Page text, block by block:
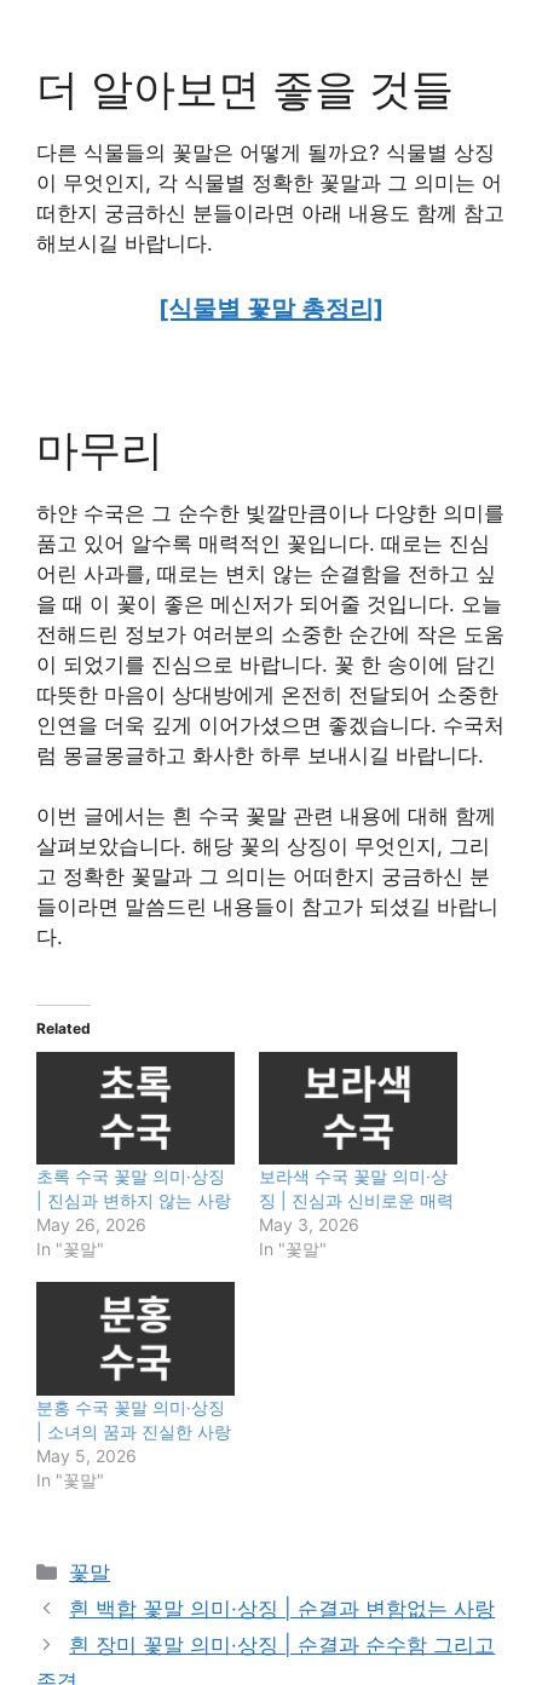
더 알아보면 좋을 것들
다른 식물들의 꽃말은 어떻게 될까요? 식물별 상징
이 무엇인지, 각 식물별 정확한 꽃말과 그 의미는 어
떠한지 궁금하신 분들이라면 아래 내용도 함께 참고
해보시길 바랍니다.
[식물별 꽃말 총정리]
마무리
하얀 수국은 그 순수한 빛깔만큼이나 다양한 의미를
품고 있어 알수록 매력적인 꽃입니다. 때로는 진심
어린 사과를, 때로는 변치 않는 순결함을 전하고 싶
을 때 이 꽃이 좋은 메신저가 되어줄 것입니다. 오늘
전해드린 정보가 여러분의 소중한 순간에 작은 도움
이 되었기를 진심으로 바랍니다. 꽃 한 송이에 담긴
따뜻한 마음이 상대방에게 온전히 전달되어 소중한
인연을 더욱 깊게 이어가셨으면 좋겠습니다. 수국처
럼 몽글몽글하고 화사한 하루 보내시길 바랍니다.
이번 글에서는 흰 수국 꽃말 관련 내용에 대해 함께
살펴보았습니다. 해당 꽃의 상징이 무엇인지, 그리
고 정확한 꽃말과 그 의미는 어떠한지 궁금하신 분
들이라면 말씀드린 내용들이 참고가 되셨길 바랍니
다.
Related
초록 수국 꽃말 의미·상징
| 진심과 변하지 않는 사랑
May 26, 2026
In "꽃말"
보라색 수국 꽃말 의미·상
징 | 진심과 신비로운 매력
May 3, 2026
In "꽃말"
분홍 수국 꽃말 의미·상징
| 소녀의 꿈과 진실한 사랑
May 5, 2026
In "꽃말"
Categories
꽃말
흰 백합 꽃말 의미·상징 | 순결과 변함없는 사랑
흰 장미 꽃말 의미·상징 | 순결과 순수함 그리고